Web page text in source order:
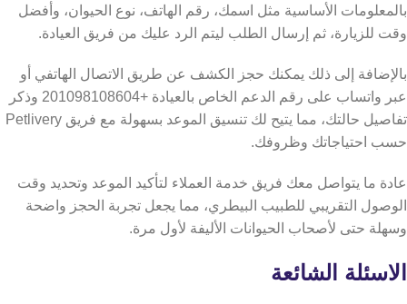
بالمعلومات الأساسية مثل اسمك، رقم الهاتف، نوع الحيوان، وأفضل
وقت للزيارة، ثم إرسال الطلب ليتم الرد عليك من فريق العيادة.
بالإضافة إلى ذلك يمكنك حجز الكشف عن طريق الاتصال الهاتفي أو
عبر واتساب على رقم الدعم الخاص بالعيادة +201098108604 وذكر
تفاصيل حالتك، مما يتيح لك تنسيق الموعد بسهولة مع فريق Petlivery
حسب احتياجاتك وظروفك.
عادة ما يتواصل معك فريق خدمة العملاء لتأكيد الموعد وتحديد وقت
الوصول التقريبي للطبيب البيطري، مما يجعل تجربة الحجز واضحة
وسهلة حتى لأصحاب الحيوانات الأليفة لأول مرة.
الاسئلة الشائعة